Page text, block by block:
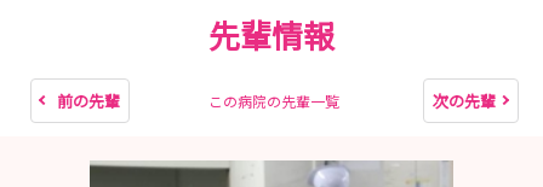
先輩情報
前の先輩 この病院の先輩一覧 次の先輩